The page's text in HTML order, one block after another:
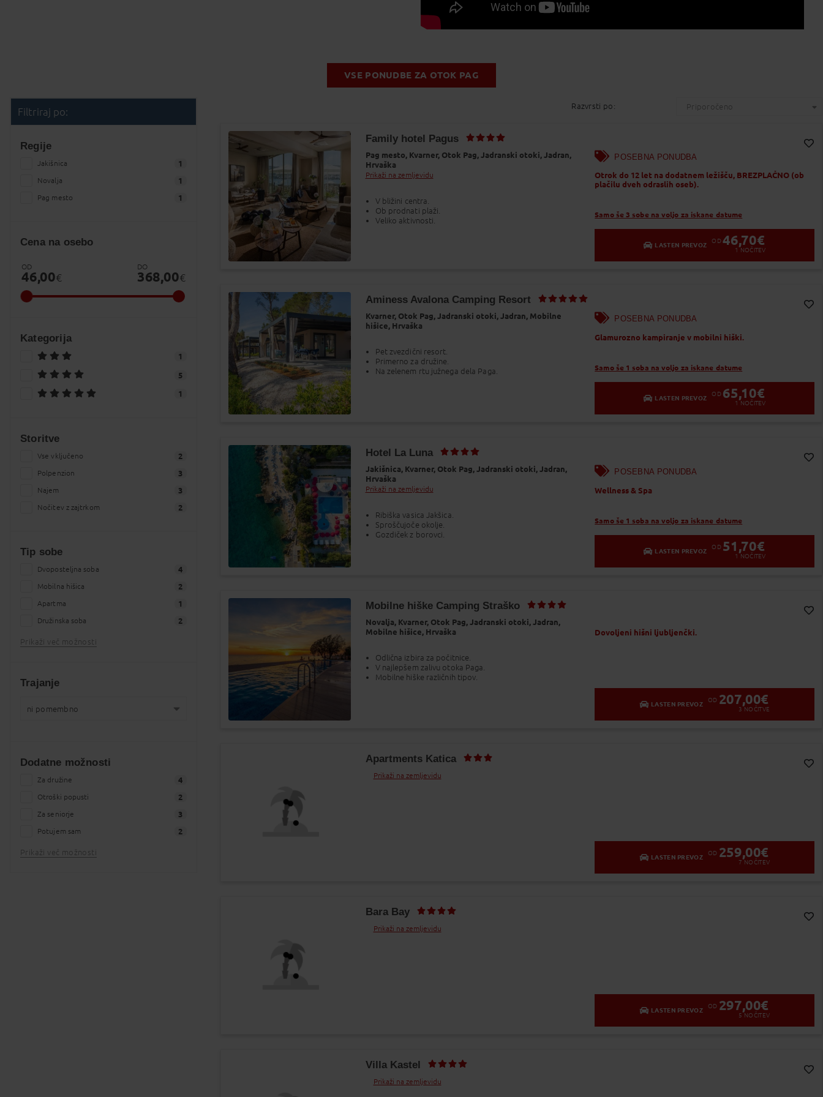
VSE PONUDBE ZA OTOK PAG
Filtriraj po:
Regije
Jakišnica 1
Novalja 1
Pag mesto 1
Cena na osebo
OD
46,00€
DO
368,00€
Kategorija
1
5
1
Storitve
Vse vključeno 2
Polpenzion 3
Najem 3
Nočitev z zajtrkom 2
Tip sobe
Dvoposteljna soba 4
Mobilna hišica 2
Apartma 1
Družinska soba 2
Prikaži več možnosti
Trajanje
ni pomembno
1 teden
2 tedna
od 1 do 4 dni
od 5 do 8 dni
od 9 do 15 dni
Dodatne možnosti
Za družine 4
Otroški popusti 2
Za seniorje 3
Potujem sam 2
Prikaži več možnosti
Razvrsti po: Priporočeno
Family hotel Pagus
Pag mesto, Kvarner, Otok Pag, Jadranski otoki,
Jadran,
Hrvaška
Prikaži na zemljevidu
V bližini centra.
Ob prodnati plaži.
Veliko aktivnosti.
POSEBNA PONUDBA
Otrok do 12 let na dodatnem ležišču, BREZPLAČNO (ob
plačilu dveh odraslih oseb).
Samo še 3 sobe na voljo za iskane datume
LASTEN PREVOZ
OD46,70€
1 NOČITEV
Aminess Avalona Camping Resort
Kvarner, Otok Pag, Jadranski otoki, Jadran, Mobilne
hišice, Hrvaška
Pet zvezdični resort.
Primerno za družine.
Na zelenem rtu južnega dela Paga.
POSEBNA PONUDBA
Glamurozno kampiranje v mobilni hiški.
Samo še 1 soba na voljo za iskane datume
LASTEN PREVOZ
OD 65,10€
1 NOČITEV
Hotel La Luna
Jakišnica, Kvarner, Otok Pag, Jadranski otoki, Jadran,
Hrvaška
Prikaži na zemljevidu
Ribiška vasica Jakšica.
Sproščujoče okolje.
Gozdiček z borovci.
POSEBNA PONUDBA
Wellness & Spa
Samo še 1 soba na voljo za iskane datume
LASTEN PREVOZ
OD 51,70€
1 NOČITEV
Mobilne hiške Camping Straško
Novalja, Kvarner, Otok Pag, Jadranski otoki, Jadran,
Mobilne hišice, Hrvaška
Odlična izbira za počitnice.
V najlepšem zalivu otoka Paga.
Mobilne hiške različnih tipov.
Dovoljeni hišni ljubljenčki.
LASTEN PREVOZ
OD 207,00€
3 NOČITVE
Apartments Katica
Prikaži na zemljevidu
LASTEN PREVOZ
OD 259,00€
7 NOČITEV
Bara Bay
Prikaži na zemljevidu
LASTEN PREVOZ
OD 297,00€
5 NOČITEV
Villa Kastel
Prikaži na zemljevidu